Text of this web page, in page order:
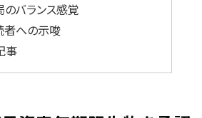
バランス感覚
者への示唆
事